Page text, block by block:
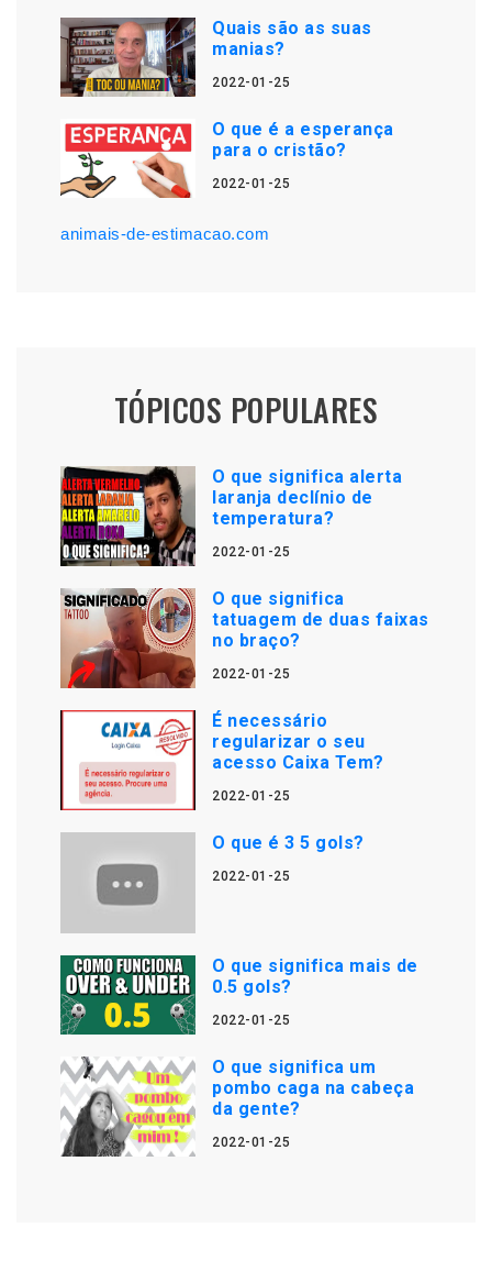
Quais são as suas
manias?
2022-01-25
O que é a esperança
para o cristão?
2022-01-25
animais-de-estimacao.com
TÓPICOS POPULARES
O que significa alerta
laranja declínio de
temperatura?
2022-01-25
O que significa
tatuagem de duas faixas
no braço?
2022-01-25
É necessário
regularizar o seu
acesso Caixa Tem?
2022-01-25
O que é 3 5 gols?
2022-01-25
O que significa mais de
0.5 gols?
2022-01-25
O que significa um
pombo caga na cabeça
da gente?
2022-01-25